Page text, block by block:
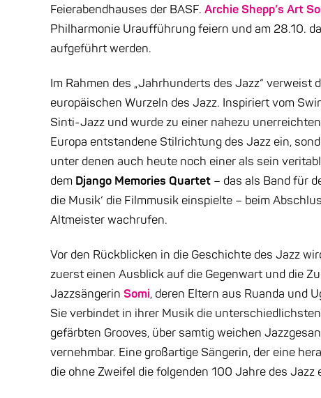
Feierabendhauses der BASF. Archie Shepp’s Art
Philharmonie Uraufführung feiern und am 28.10.
aufgeführt werden.
Im Rahmen des „Jahrhunderts des Jazz“ verweist
europäischen Wurzeln des Jazz. Inspiriert vom
Sinti-Jazz und wurde zu einer nahezu
Europa entstandene Stilrichtung des Jazz ein,
unter denen auch heute noch einer als sein
dem Django Memories Quartet – das als Band für
die Musik‘ die Filmmusik einspielte – beim
Altmeister wachrufen.
Vor den Rückblicken in die Geschichte des Jazz
zuerst einen Ausblick auf die Gegenwart und die
Jazzsängerin Somi, deren Eltern aus Ruanda und
Sie verbindet in ihrer Musik die
gefärbten Grooves, über samtig weichen
vernehmbar. Eine großartige Sängerin, der eine
die ohne Zweifel die folgenden 100 Jahre des